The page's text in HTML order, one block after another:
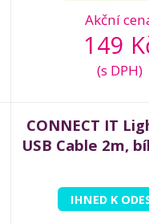
Akční
149
(s DPH)
CONNECT IT
USB Cable 2m,
IHNED K